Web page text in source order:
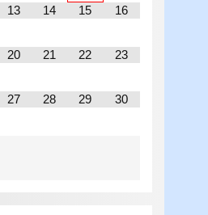
13 14 15 16
20 21 22 23
27 28 29 30